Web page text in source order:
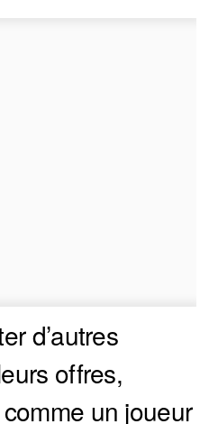
d’autres
offres,
un joueur